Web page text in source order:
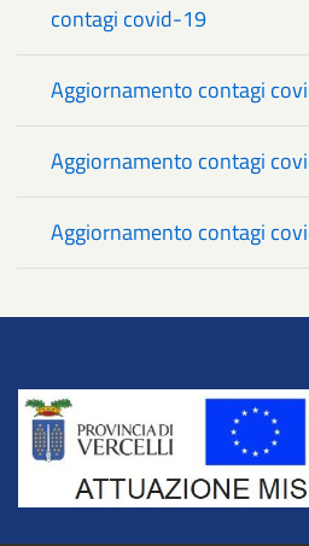
contagi covid-19
Aggiornamento contagi
Aggiornamento contagi
Aggiornamento contagi
Title